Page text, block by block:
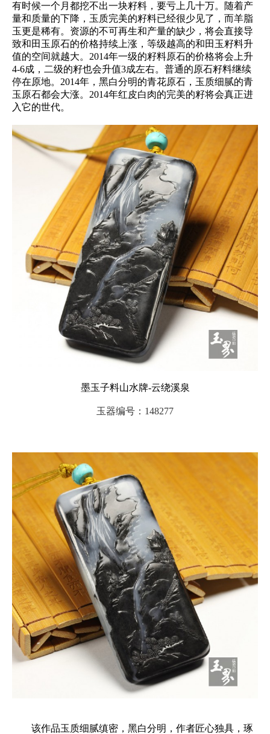
有时候一个月都挖不出一块籽料，要亏上几十万。随着产
量和质量的下降，玉质完美的籽料已经很少见了，而羊脂
玉更是稀有。资源的不可再生和产量的缺少，将会直接导
致和田玉原石的价格持续上涨，等级越高的和田玉籽料升
值的空间就越大。2014年一级的籽料原石的价格将会上升
4-6成，二级的籽也会升值3成左右。普通的原石籽料继续
停在原地。2014年，黑白分明的青花原石，玉质细腻的青
玉原石都会大涨。2014年红皮白肉的完美的籽将会真正进
入它的世代。
墨玉子料山水牌-云绕溪泉
玉器编号：148277
该作品玉质细腻缜密，黑白分明，作者匠心独具，琢